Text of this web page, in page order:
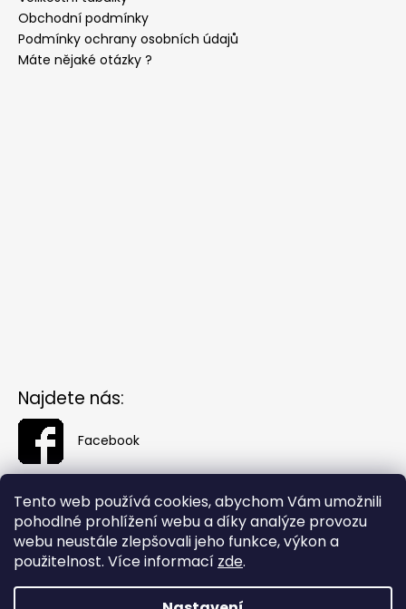
Tento web používá cookies, abychom Vám umožnili
pohodlné prohlížení webu a díky analýze provozu
webu neustále zlepšovali jeho funkce, výkon a
použitelnost. Více informací zde.
Obchodní podmínky
Podmínky ochrany osobních údajů
Máte nějaké otázky ?
Najdete nás:
Facebook